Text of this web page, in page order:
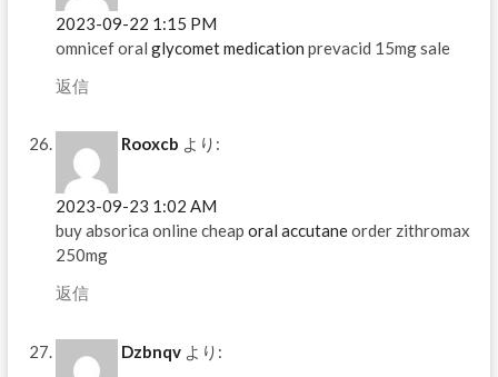
2023-09-22 1:15 PM
omnicef oral glycomet medication prevacid 15mg sale
返信
Rooxcb より:
2023-09-23 1:02 AM
buy absorica online cheap oral accutaneorder zithromax
250mg
返信
Dzbnqv より: